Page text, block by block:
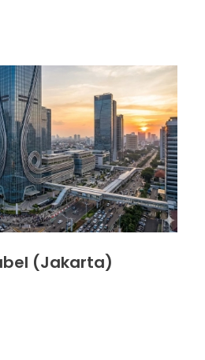
(Jakarta)